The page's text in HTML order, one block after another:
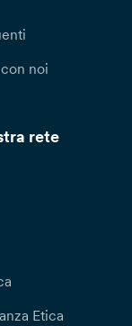
noi
rete
Etica